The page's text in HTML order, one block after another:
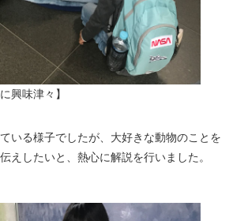
興味津々】
いる様子でしたが、大好きな動物のことを
えしたいと、熱心に解説を行いました。